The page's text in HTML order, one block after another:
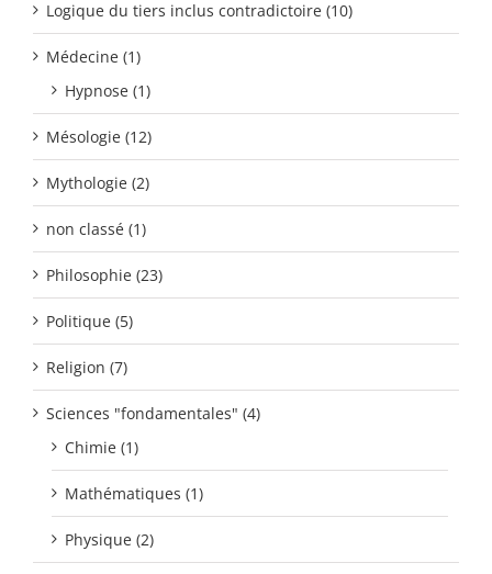
Logique du tiers inclus contradictoire (10)
Médecine (1)
Hypnose (1)
Mésologie (12)
Mythologie (2)
non classé (1)
Philosophie (23)
Politique (5)
Religion (7)
Sciences "fondamentales" (4)
Chimie (1)
Mathématiques (1)
Physique (2)